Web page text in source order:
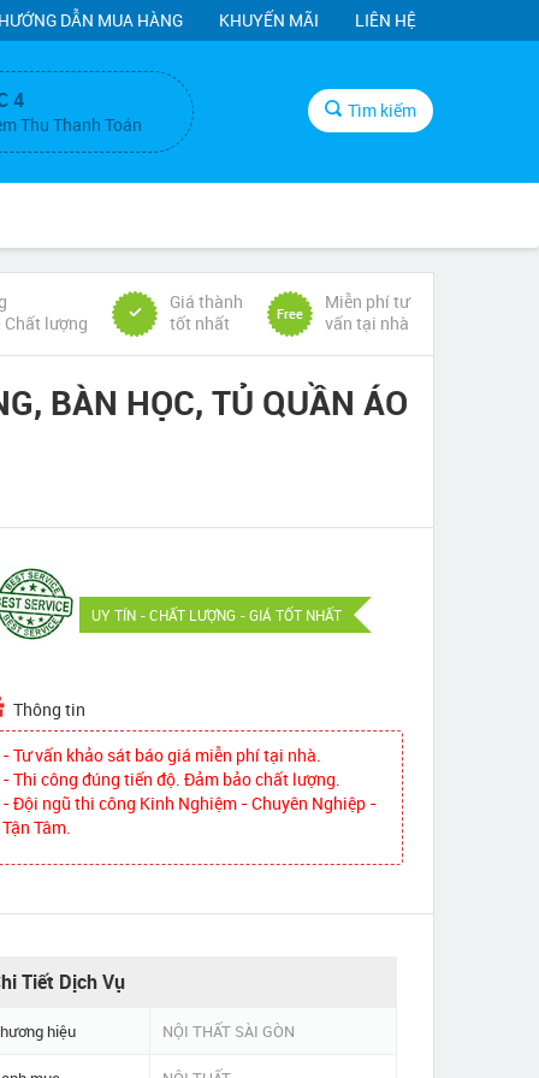
HƯỚNG DẪN MUA HÀNG KHUYẾN MÃI LIÊN HỆ
4
Thu Thanh Toán
Tìm kiếm
Chất lượng
Giá thành
tốt nhất
Free
Miễn phí tư
vấn tại nhà
BÀN HỌC, TỦ QUẦN ÁO
UY TÍN - CHẤT LƯỢNG - GIÁ TỐT NHẤT
Thông tin
- Tư vấn khảo sát báo giá miễn phí tại nhà.
- Thi công đúng tiến độ. Đảm bảo chất lượng.
- Đội ngũ thi công Kinh Nghiệm - Chuyên Nghiệp -
Tận Tâm.
Tiết Dịch Vụ
hiệu NỘI THẤT SÀI GÒN